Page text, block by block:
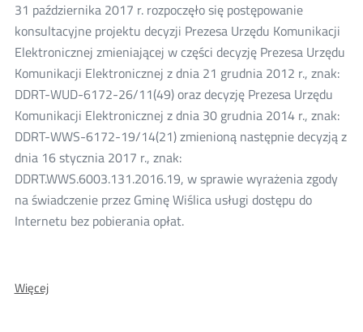
31 października 2017 r. rozpoczęło się postępowanie
konsultacyjne projektu decyzji Prezesa Urzędu Komunikacji
Elektronicznej zmieniającej w części decyzję Prezesa Urzędu
Komunikacji Elektronicznej z dnia 21 grudnia 2012 r., znak:
DDRT-WUD-6172-26/11(49) oraz decyzję Prezesa Urzędu
Komunikacji Elektronicznej z dnia 30 grudnia 2014 r., znak:
DDRT-WWS-6172-19/14(21) zmienioną następnie decyzją z
dnia 16 stycznia 2017 r., znak:
DDRT.WWS.6003.131.2016.19, w sprawie wyrażenia zgody
na świadczenie przez Gminę Wiślica usługi dostępu do
Internetu bez pobierania opłat.
WięcejO: